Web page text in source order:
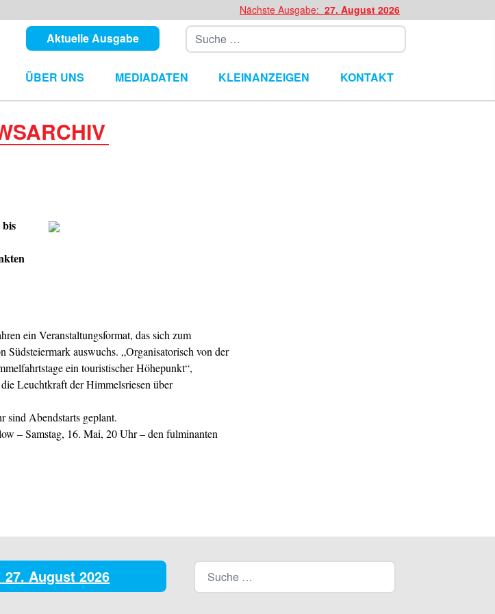
Nächste Ausgabe: 27. August 2026
Aktuelle Ausgabe Suchen
ÜBER UNS MEDIADATEN KLEINANZEIGEN KONTAKT
ein Veranstaltungsformat, das sich zum
auswuchs. „Organisatorisch von der
ein touristischer Höhepunkt“,
Leuchtkraft der Himmelsriesen über
Abendstarts geplant.
– Samstag, 16. Mai, 20 Uhr – den fulminanten
27. August 2026